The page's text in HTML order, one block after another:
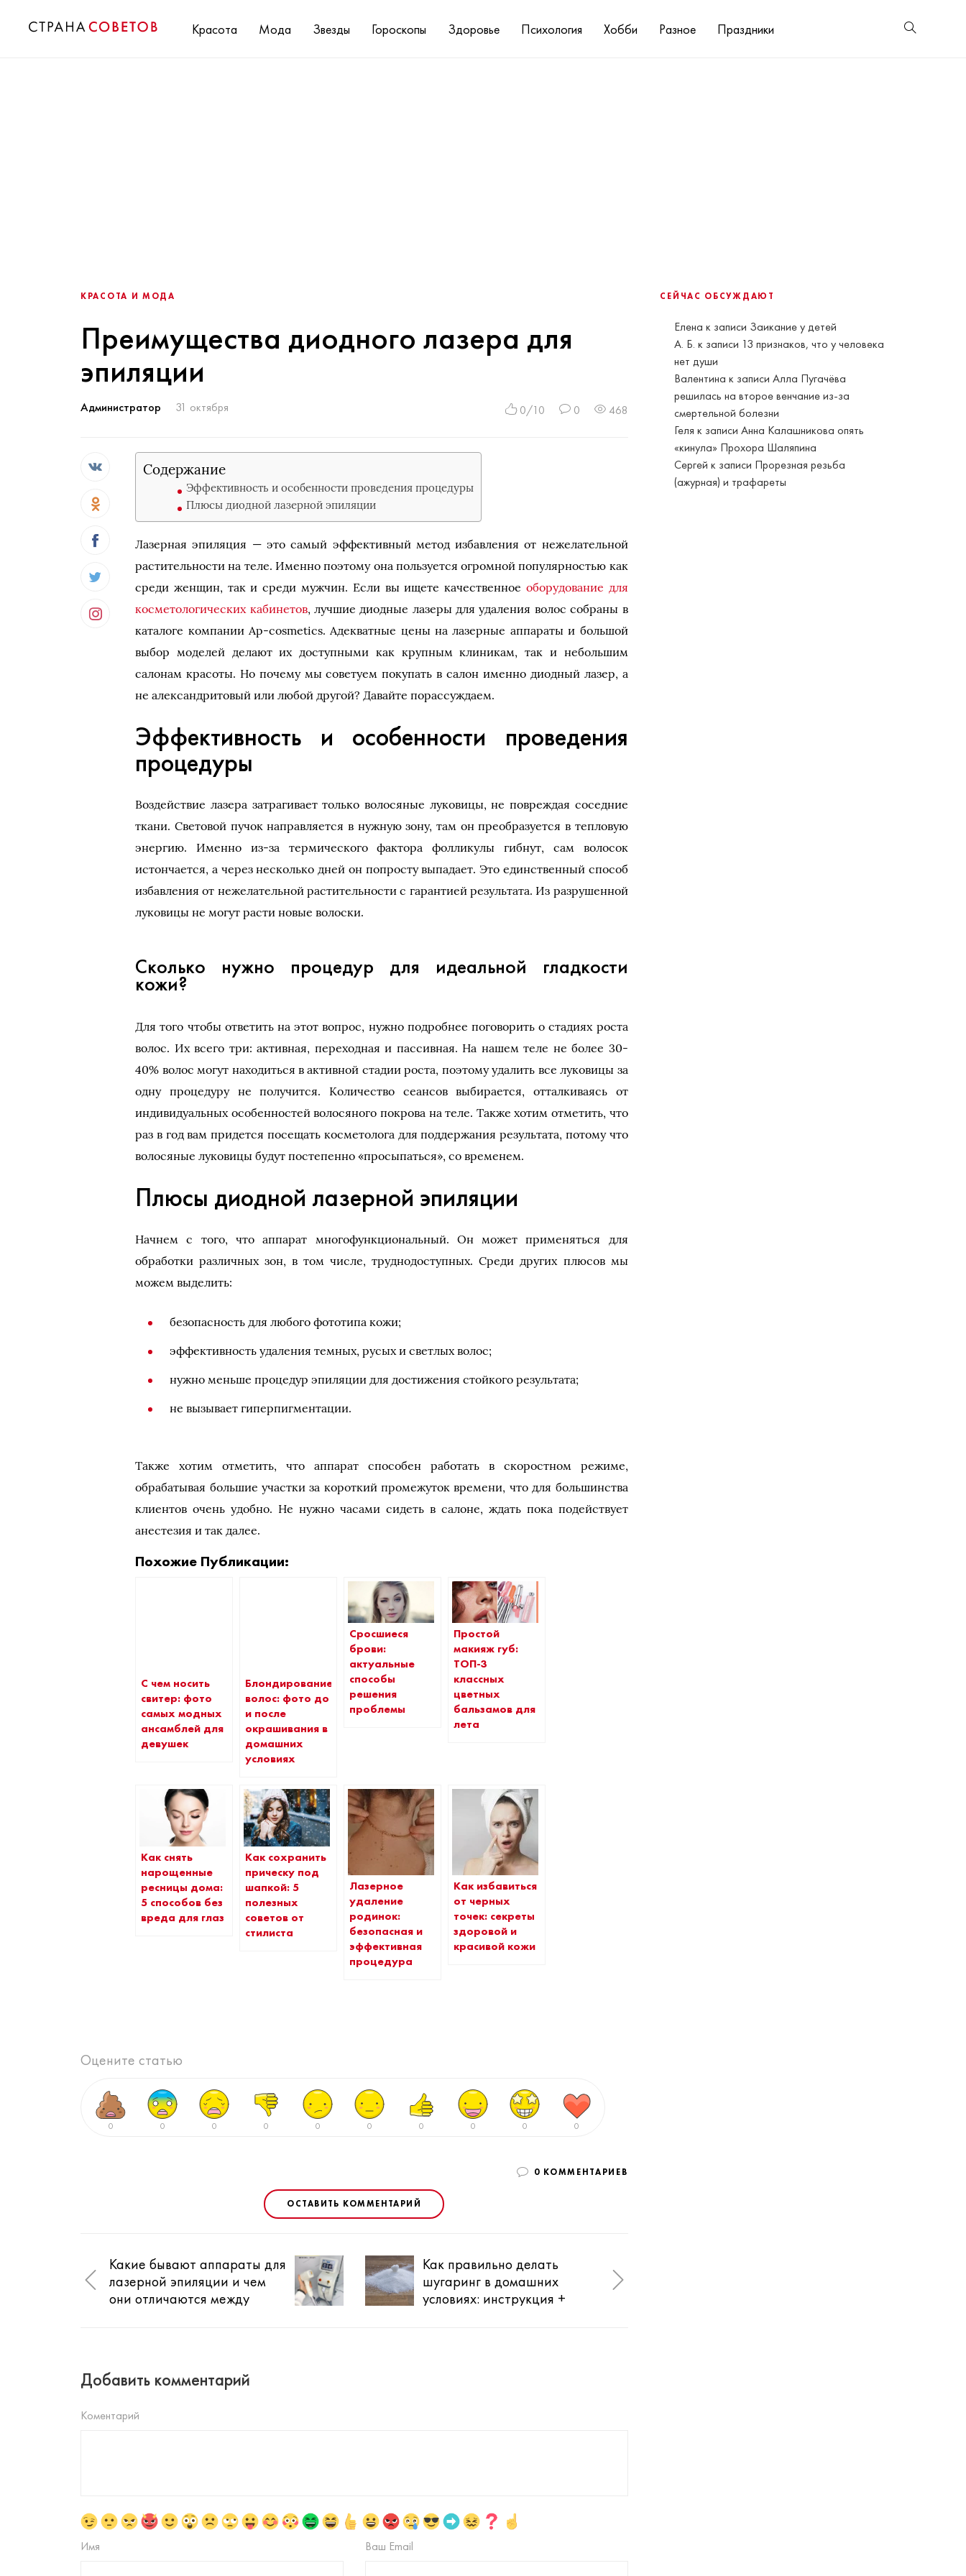
Красота Мода Звезды Гороскопы Здоровье Психология Хобби Разное Праздники
СЕЙЧАС ОБСУЖДАЮТ
Елена к записи Заикание у детей
А. Б. к записи 13 признаков, что у человека
нет души
Валентина к записиАлла Пугачёва
решилась на второе венчание из-за
смертельной болезни
Геля к записиАнна Калашникова опять
«кинула» Прохора Шаляпина
Сергей к записи Прорезная резьба
(ажурная) и трафареты
КРАСОТА И МОДА
Преимущества диодного лазера для
эпиляции
Администратор 31 октября 0/10 0 468
Содержание
Эффективность и особенности проведения процедуры
Плюсы диодной лазерной эпиляции
Лазерная эпиляция — это самый эффективный метод избавления от нежелательной
растительности на теле. Именно поэтому она пользуется огромной популярностью как
среди женщин, так и среди мужчин. Если вы ищете качественное оборудование для
косметологических кабинетов, лучшие диодные лазеры для удаления волос собраны в
каталоге компании Ap-cosmetics. Адекватные цены на лазерные аппараты и большой
выбор моделей делают их доступными как крупным клиникам, так и небольшим
салонам красоты. Но почему мы советуем покупать в салон именно диодный лазер, а
не александритовый или любой другой? Давайте порассуждаем.
Эффективность и особенности проведения
процедуры
Воздействие лазера затрагивает только волосяные луковицы, не повреждая соседние
ткани. Световой пучок направляется в нужную зону, там он преобразуется в тепловую
энергию. Именно из-за термического фактора фолликулы гибнут, сам волосок
истончается, а через несколько дней он попросту выпадает. Это единственный способ
избавления от нежелательной растительности с гарантией результата. Из разрушенной
луковицы не могут расти новые волоски.
Сколько нужно процедур для идеальной гладкости
кожи?
Для того чтобы ответить на этот вопрос, нужно подробнее поговорить о стадиях роста
волос. Их всего три: активная, переходная и пассивная. На нашем теле не более 30-
40% волос могут находиться в активной стадии роста, поэтому удалить все луковицы за
одну процедуру не получится. Количество сеансов выбирается, отталкиваясь от
индивидуальных особенностей волосяного покрова на теле. Также хотим отметить, что
раз в год вам придется посещать косметолога для поддержания результата, потому что
волосяные луковицы будут постепенно «просыпаться», со временем.
Плюсы диодной лазерной эпиляции
Начнем с того, что аппарат многофункциональный. Он может применяться для
обработки различных зон, в том числе, труднодоступных. Среди других плюсов мы
можем выделить:
безопасность для любого фототипа кожи;
эффективность удаления темных, русых и светлых волос;
нужно меньше процедур эпиляции для достижения стойкого результата;
не вызывает гиперпигментации.
Также хотим отметить, что аппарат способен работать в скоростном режиме,
обрабатывая большие участки за короткий промежуток времени, что для большинства
клиентов очень удобно. Не нужно часами сидеть в салоне, ждать пока подействует
анестезия и так далее.
Похожие Публикации:
С чем носить
свитер: фото
самых модных
ансамблей для
девушек
Блондирование
волос: фото до
и после
окрашивания в
домашних
условиях
Сросшиеся
брови:
актуальные
способы
решения
проблемы
Простой
макияж губ:
ТОП-3
классных
цветных
бальзамов для
лета
Как снять
нарощенные
ресницы дома:
5 способов без
вреда для глаз
Как сохранить
прическу под
шапкой: 5
полезных
советов от
стилиста
Лазерное
удаление
родинок:
безопасная и
эффективная
процедура
Как избавиться
от черных
точек: секреты
здоровой и
красивой кожи
Оцените статью
0 0 0 0 0 0 0 0 0 0
0 КОММЕНТАРИЕВ
ОСТАВИТЬ КОММЕНТАРИЙ
Какие бывают аппараты для
лазерной эпиляции и чем
они отличаются между
Как правильно делать
шугаринг в домашних
условиях: инструкция +
волос в салоне и дома:
Добавить комментарий
Коментарий
Имя Ваш Email